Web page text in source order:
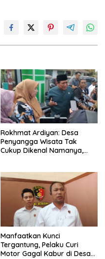
Rokhmat Ardiyan: Desa
Penyangga Wisata Tak
Cukup Dikenal Namanya,
Manfaatkan Kunci
Tergantung, Pelaku Curi
Motor Gagal Kabur di Desa